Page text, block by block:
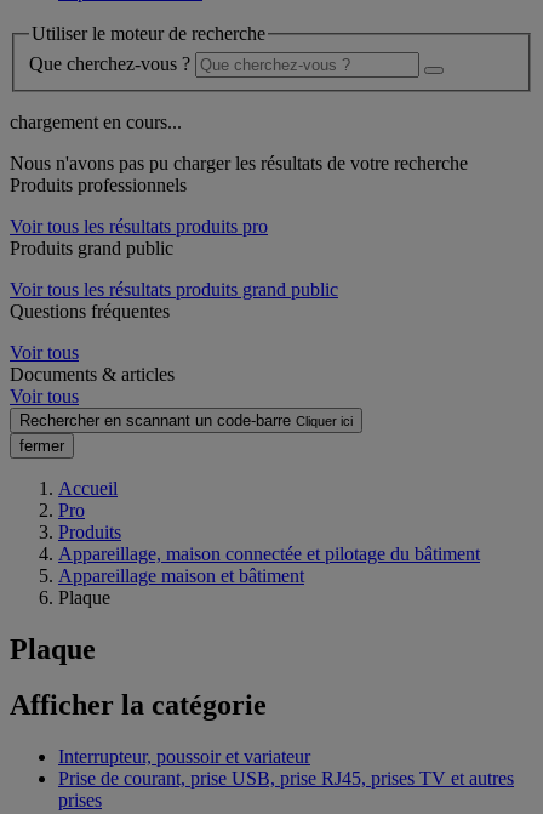
Utiliser le moteur de recherche
Que cherchez-vous ?
chargement en cours...
Nous n'avons pas pu charger les résultats de votre recherche
Produits professionnels
Voir tous les résultats produits pro
Produits grand public
Voir tous les résultats produits grand public
Questions fréquentes
Voir tous
Documents & articles
Voir tous
Rechercher en scannant un code-barre Cliquer ici
fermer
Accueil
Pro
Produits
Appareillage, maison connectée et pilotage du bâtiment
Appareillage maison et bâtiment
Plaque
Plaque
Afficher la catégorie
Interrupteur, poussoir et variateur
Prise de courant, prise USB, prise RJ45, prises TV et autres
prises